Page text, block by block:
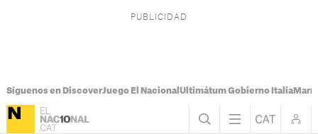
Síguenos en DiscoverJuego El Nacional Ultimátum Gobierno Italia